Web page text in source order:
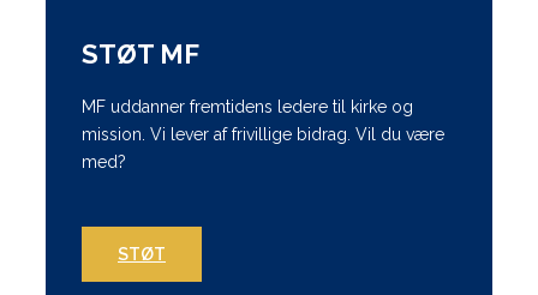
STØT MF
MF uddanner fremtidens ledere til kirke og
mission. Vi lever af frivillige bidrag. Vil du være
med?
STØT